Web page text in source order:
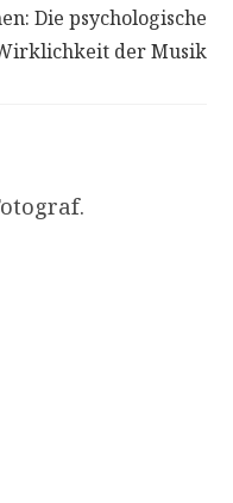
Die psychologische
der Musik